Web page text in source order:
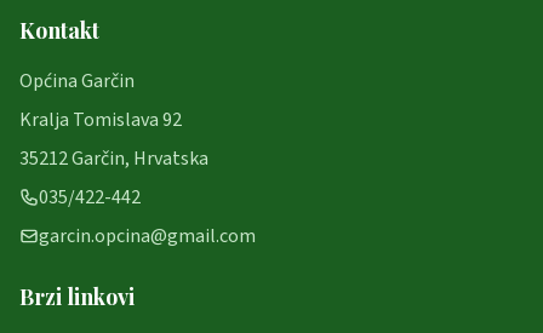
Kontakt
Općina Garčin
Kralja Tomislava 92
35212 Garčin, Hrvatska
035/422-442
garcin.opcina@gmail.com
Brzi linkovi